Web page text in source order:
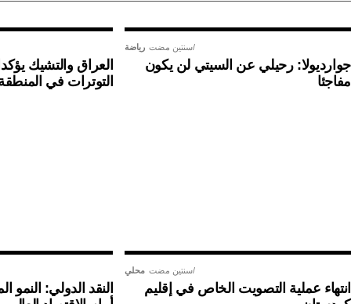
العراق والتشيك
التوترات في
رياضة سنتين مضت
جوارديولا: رحيلي عن السيتي لن يكون
مفاجئا
النقد الدولي:
محلي سنتين مضت
انتهاء عملية التصويت الخاص في إقليم